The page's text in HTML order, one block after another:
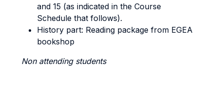
and 15 (as indicated in the Course
Schedule that follows).
History part: Reading package from EGEA
bookshop
Non attending students